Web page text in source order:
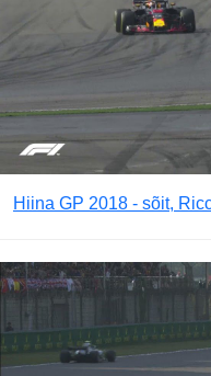
Hiina GP 2018 - sõit,